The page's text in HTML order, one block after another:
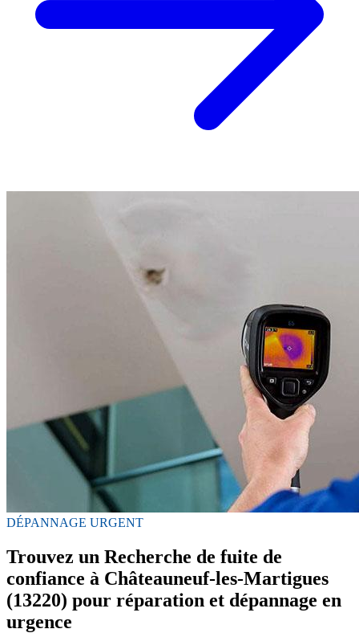
DÉPANNAGE URGENT
Trouvez un Recherche de fuite de
confiance à Châteauneuf-les-Martigues
(13220) pour réparation et dépannage en
urgence